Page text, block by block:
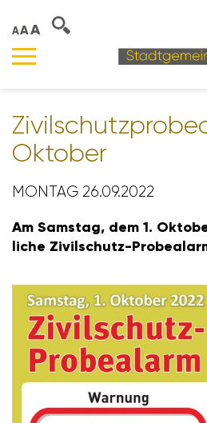
AAA
Oktober
MONTAG 26.09.2022
Am Samstag, dem 1.
liche Zivil­schutz-